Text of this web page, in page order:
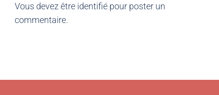
Vous devez être identifié pour poster un
commentaire.